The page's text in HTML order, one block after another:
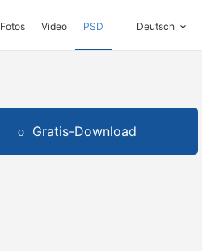
Fotos Video PSD Deutsch
Gratis-Download